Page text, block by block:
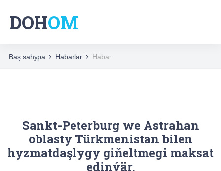
DOHOM
Baş sahypa Habarlar Habar
Sankt-Peterburg we Astrahan
oblasty Türkmenistan bilen
hyzmatdaşlygy giňeltmegi maksat
edinýär.